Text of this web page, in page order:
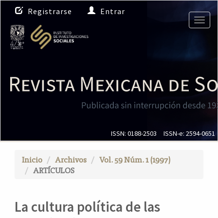
N
a
v
e
g
i
ó
n
c
C
Registrarse Entrar
ISSN: 0188-2503 ISSN-e: 2594-0651
Inicio Archivos
Vol. 59 Núm. 1 (1997)
ARTÍCULOS
La cultura política de las